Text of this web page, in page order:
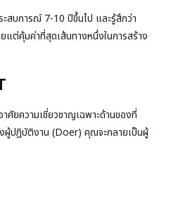
บการณ์ 7-10 ปีขึ้นไป และรู้สึกว่า
ต่คุ้มค่าที่สุดเส้นทางหนึ่งในการสร้าง
ศัยความเชี่ยวชาญเฉพาะด้านของที่
ผู้ปฏิบัติงาน (Doer) คุณจะกลายเป็นผู้